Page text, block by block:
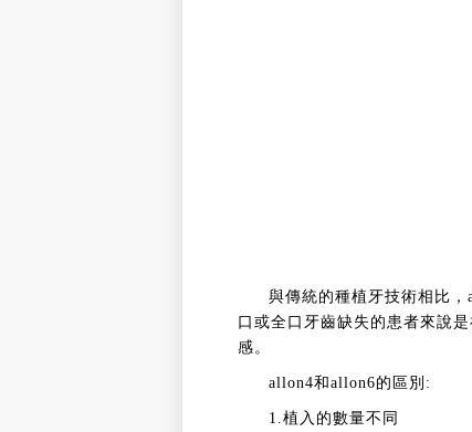
與傳統的種植牙技術相比
口或全口牙齒缺失的患者來說
感。
allon4和allon6的區別:
1.植入的數量不同